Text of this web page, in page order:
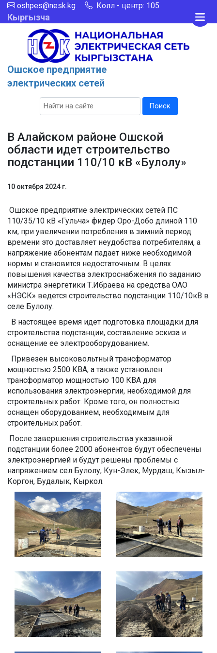
oshpes@nesk.kg Колл - центр: 105
Кыргызча
Ошское предприятие
электрических сетей
Поиск
В Алайском районе Ошской
области идет строительство
подстанции 110/10 кВ «Булолу»
10 октября 2024 г.
Ошское предприятие электрических сетей ПС
110/35/10 кВ «Гульча» фидер Оро-Добо длиной 110
км, при увеличении потребления в зимний период
времени это доставляет неудобства потребителям, а
напряжение абонентам падает ниже необходимой
нормы и становится недостаточным. В целях
повышения качества электроснабжения по заданию
министра энергетики Т.Ибраева на средства ОАО
«НЭСК» ведется строительство подстанции 110/10кВ в
селе Булолу.
В настоящее время идет подготовка площадки для
строительства подстанции, составление эскиза и
оснащение ее электрооборудованием.
Привезен высоковольтный трансформатор
мощностью 2500 КВА, а также установлен
трансформатор мощностью 100 КВА для
использования электроэнергии, необходимой для
строительных работ. Кроме того, он полностью
оснащен оборудованием, необходимым для
строительных работ.
После завершения строительства указанной
подстанции более 2000 абонентов будут обеспечены
электроэнергией и будут решены проблемы с
напряжением сел Булолу, Кун-Элек, Мурдаш, Кызыл-
Коргон, Будалык, Кыркол.